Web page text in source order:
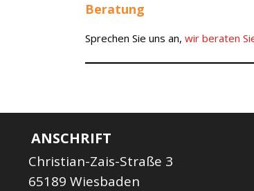
Beratung
Sprechen Sie uns an,wir beraten
ANSCHRIFT
Christian-Zais-Straße 3
65189 Wiesbaden